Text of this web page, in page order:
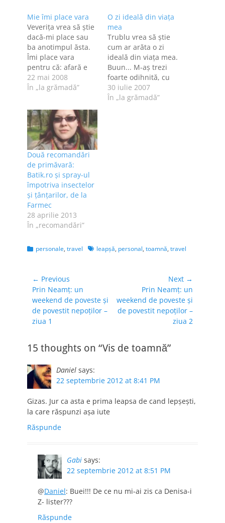
Mie îmi place vara
Veveriţa vrea să ştie
dacă-mi place sau
ba anotimpul ăsta.
Îmi place vara
pentru că: afară e
lumină până seara,
iar fotografiile ies
naturală. Iarna nu
prind prea multă
lumină şi mai e şi
totul gri zilele par
mai lungi berea e
mai bună vara decât
iarna…
22 mai 2008
În „la grămadă”
O zi ideală din viaţa
mea
Trublu vrea să ştie
cum ar arăta o zi
ideală din viaţa mea.
Buun... M-aş trezi
foarte odihnită, cu
senzaţia că am
dormit mult prea
30 iulie 2007
În „la grămadă”
Două recomandări
de primăvară:
Batik.ro şi spray-ul
împotriva insectelor
şi ţânţarilor, de la
Farmec
28 aprilie 2013
În „recomandări”
Categories
personale, travel Tagsleapşă, personal, toamnă, travel
Navigare
în
articole
← Previous
Previous
post:
Prin Neamţ: un
weekend de poveste şi
de povestit nepoţilor –
ziua 1
Next →
post:
Prin Neamţ: un
weekend de poveste şi
de povestit nepoţilor –
ziua 2
15 thoughts on “Vis de toamnă”
Daniel says:
22 septembrie 2012 at 8:41 PM
Gizas. Jur ca asta e prima leapsa de cand lepșești,
la care răspunzi așa iute
Răspunde
Gabi says:
22 septembrie 2012 at 8:51 PM
@Daniel: Buei!!! De ce nu mi-ai zis ca Denisa-i
Z- lister???
Răspunde